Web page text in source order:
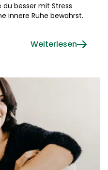
du besser mit Stress
innere Ruhe bewahrst.
Weiterlesen